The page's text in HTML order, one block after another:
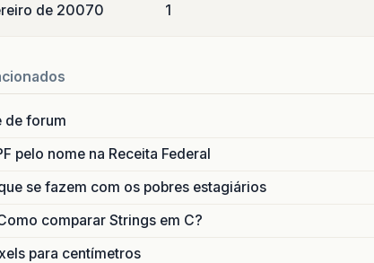
de 20070 1
de forum
pelo nome na Receita Federal
se fazem com os pobres estagiários
comparar Strings em C?
para centímetros